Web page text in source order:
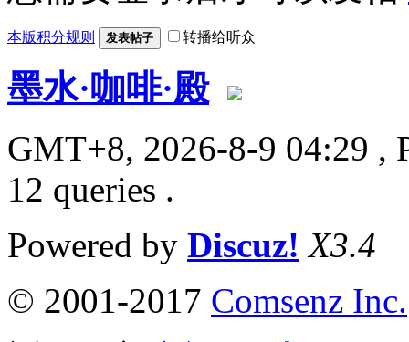
本版积分规则 发表帖子 转播给听众
墨水·咖啡·殿
GMT+8, 2026-8-9 04:29 ,
12 queries .
Powered by Discuz! X3.4
© 2001-2017 Comsenz Inc.